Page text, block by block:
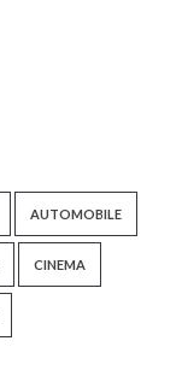
AUTOMOBILE
CINEMA